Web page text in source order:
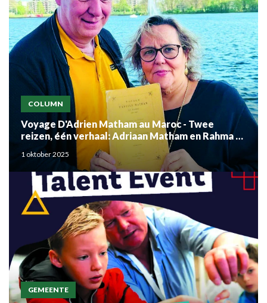
COLUMN
Voyage D'Adrien Matham au Maroc - Twee
reizen, één verhaal: Adriaan Matham en Rahma el
Mouden
1 oktober 2025
GEMEENTE